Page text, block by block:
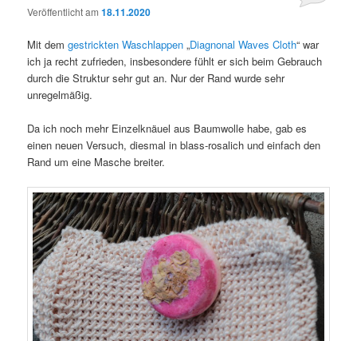
Veröffentlicht am18.11.2020
Mit demgestrickten Waschlappen „Diagnonal Waves Cloth“ war
ich ja recht zufrieden, insbesondere fühlt er sich beim Gebrauch
durch die Struktur sehr gut an. Nur der Rand wurde sehr
unregelmäßig.
Da ich noch mehr Einzelknäuel aus Baumwolle habe, gab es
einen neuen Versuch, diesmal in blass-rosalich und einfach den
Rand um eine Masche breiter.